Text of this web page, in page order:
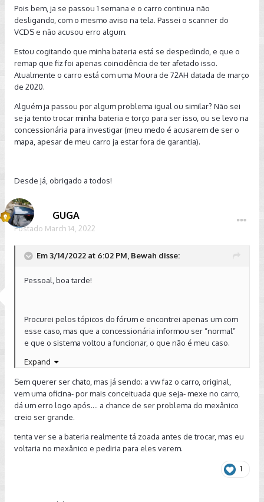
Pois bem, ja se passou 1 semana e o carro continua não
desligando, com o mesmo aviso na tela. Passei o scanner do
VCDS e não acusou erro algum.
Estou cogitando que minha bateria está se despedindo, e que o
remap que fiz foi apenas coincidência de ter afetado isso.
Atualmente o carro está com uma Moura de 72AH datada de março
de 2020.
Alguém ja passou por algum problema igual ou similar? Não sei
se ja tento trocar minha bateria e torço para ser isso, ou se levo na
concessionária para investigar (meu medo é acusarem de ser o
mapa, apesar de meu carro ja estar fora de garantia).
Desde já, obrigado a todos!
GUGA
Postado March 14, 2022
Em 3/14/2022 at 6:02 PM, Bewah disse:
Pessoal, boa tarde!
Procurei pelos tópicos do fórum e encontrei apenas um com
esse caso, mas que a concessionária informou ser “normal”
e que o sistema voltou a funcionar, o que não é meu caso.
Enfim, segue meu problema: tenho um GTI 2017 com 47mil
downpipe. Saindo de lá, o carro não funcionou mais o
sistema start stop, dando a mensagem “temperatura de
funcionamento excedida” na multimidia do carro. Questionei
a oficina que fez a instalação do downpipe e o remap e me
informaram que não mexeram em nenhum parâmetro do
carro que pudesse afetar o SS, e que alguns casos era
sistema voltava. Realmente creio não ser o mapa pois fiz em
Expand
Sem querer ser chato, mas já sendo; a vw faz o carro, original,
vem uma oficina- por mais conceituada que seja- mexe no carro,
dá um erro logo após.... a chance de ser problema do mexânico
creio ser grande.
tenta ver se a bateria realmente tá zoada antes de trocar, mas eu
voltaria no mexânico e pediria para eles verem.
1